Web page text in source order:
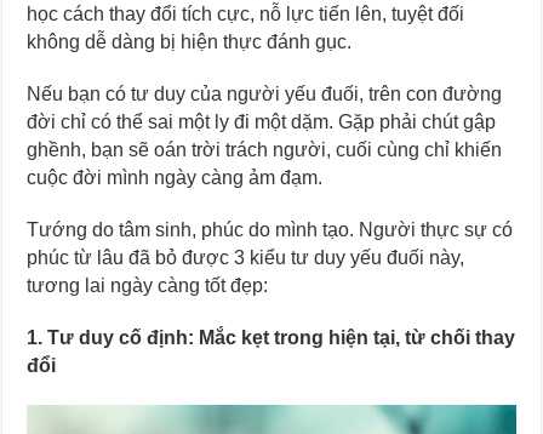
học cách thay đổi tích cực, nỗ lực tiến lên, tuyệt đối
không dễ dàng bị hiện thực đánh gục.
Nếu bạn có tư duy của người yếu đuối, trên con đường
đời chỉ có thể sai một ly đi một dặm. Gặp phải chút gập
ghềnh, bạn sẽ oán trời trách người, cuối cùng chỉ khiến
cuộc đời mình ngày càng ảm đạm.
Tướng do tâm sinh, phúc do mình tạo. Người thực sự có
phúc từ lâu đã bỏ được 3 kiểu tư duy yếu đuối này,
tương lai ngày càng tốt đẹp:
1. Tư duy cố định: Mắc kẹt trong hiện tại, từ chối thay
đổi